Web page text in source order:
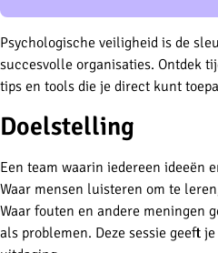
Psychologische veiligheid is de
succesvolle organisaties. Ontdek
tips en tools die je direct kunt
Doelstelling
Een team waarin iedereen ideeën
Waar mensen luisteren om te
Waar fouten en andere meningen
als problemen. Deze sessie geeft